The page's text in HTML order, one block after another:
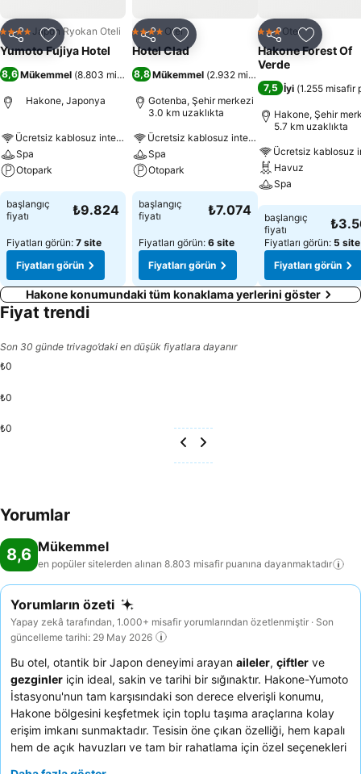
Paylaş Favorilerime ekle
4 Yıldız Japon Ryokan Oteli
Yumoto Fujiya Hotel
8,6 Mükemmel (8.803 misafir puanı)
Hakone, Japonya
Ücretsiz kablosuz internet
Spa
Otopark
Fiyatları görün
başlangıç
fiyatı
₺9.824
Fiyatları görün: 7 site
Fiyatları görün
Paylaş Favorilerime ekle
4 Yıldız Otel
Hotel Clad
8,8 Mükemmel (2.932 misafir puanı
Gotenba, Şehir merkezi
3.0 km uzaklıkta
Ücretsiz kablosuz internet
Spa
Otopark
Fiyatları görün
başlangıç
fiyatı
₺7.074
Fiyatları görün: 6 site
Fiyatları görün
Paylaş
3 YıldızOtel
Hakone Forest Of
Verde
7,5 İyi (1.255 misafir
Hakone, Şehir
5.7 km uzaklıkta
Havuz
Spa
Fiyatları görün
başlangıç
fiyatı
Fiyatları görün: 5 site
Fiyatları görün
Hakone konumundaki tüm konaklama yerlerini göster
Fiyat trendi
Son 30 günde trivago’daki en düşük fiyatlara dayanır
₺0
₺0
₺0
Yorumlar
8,6 Mükemmel
en popüler sitelerden alınan 8.803 misafir puanına dayanmaktadır
Yorumların özeti
Yapay zekâ tarafından, 1.000+ misafir yorumlarından özetlenmiştir · Son
güncelleme tarihi: 29 May 2026
Bu otel, otantik bir Japon deneyimi arayan aileler, çiftler ve
gezginler için ideal, sakin ve tarihi bir sığınaktır. Hakone-Yumoto
İstasyonu'nun tam karşısındaki son derece elverişli konumu,
Hakone bölgesini keşfetmek için toplu taşıma araçlarına kolay
erişim imkanı sunmaktadır. Tesisin öne çıkan özelliği, hem kapalı
hem de açık havuzları ve tam bir rahatlama için özel seçenekleri